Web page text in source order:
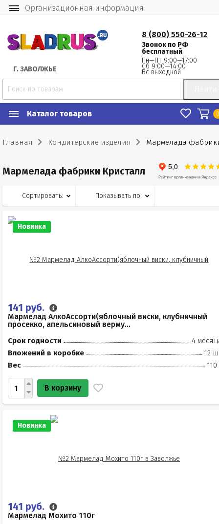
Организационная информация
Г. ЗАВОЛЖЬЕ
8 (800) 550-26-12
Звонок по РФ
бесплатный
Пн—Пт 9:00—17:00
Сб 9:00—14:00
Вс выходной
Каталог товаров
Главная Кондитерские изделия Мармелада
Мармелада фабрики Кристалл
Сортировать: Показывать по:
Новинка
141 руб.
Мармелад АлкоАссорти(яблочный виски, клубничный
просекко, апельсиновый верму...
Срок годности
4
Вложений в коробке
12
Вес
110
В корзину
Новинка
141 руб.
Мармелад Мохито 110г